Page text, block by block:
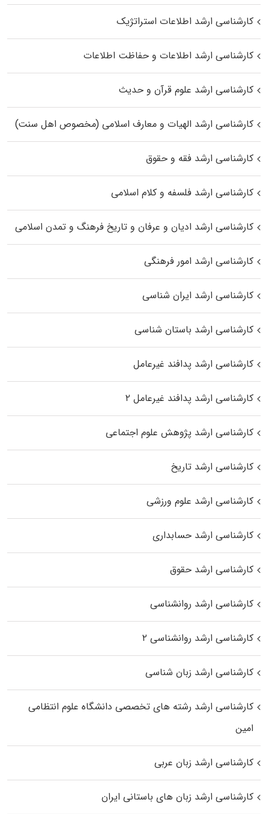
کارشناسی ارشد اطلاعات استراتژیک
کارشناسی ارشد اطلاعات و حفاظت اطلاعات
کارشناسی ارشد علوم قرآن و حدیث
کارشناسی ارشد الهیات و معارف اسلامی (مخصوص اهل سنت)
کارشناسی ارشد فقه و حقوق
کارشناسی ارشد فلسفه و کلام اسلامی
کارشناسی ارشد ادیان و عرفان و تاریخ فرهنگ و تمدن اسلامی
کارشناسی ارشد امور فرهنگی
کارشناسی ارشد ایران شناسی
کارشناسی ارشد باستان شناسی
کارشناسی ارشد پدافند غیرعامل
کارشناسی ارشد پدافند غیرعامل ۲
کارشناسی ارشد پژوهش علوم اجتماعی
کارشناسی ارشد تاریخ
کارشناسی ارشد علوم ورزشی
کارشناسی ارشد حسابداری
کارشناسی ارشد حقوق
کارشناسی ارشد روانشناسی
کارشناسی ارشد روانشناسی ۲
کارشناسی ارشد زبان شناسی
کارشناسی ارشد رﺷﺘﻪ ﻫﺎی تخصصی داﻧﺸﮕﺎه ﻋﻠﻮم انتظامی
اﻣﻴﻦ
کارشناسی ارشد زبان عربی
کارشناسی ارشد زبان‌ های باستانی ایران